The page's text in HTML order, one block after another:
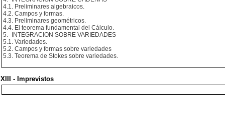
4.1. Preliminares algebraicos.
4.2. Campos y formas.
4.3. Preliminares geométricos.
4.4. El teorema fundamental del Cálculo.
5.- INTEGRACION SOBRE VARIEDADES
5.1. Variedades.
5.2. Campos y formas sobre variedades
5.3. Teorema de Stokes sobre variedades.
XIII - Imprevistos